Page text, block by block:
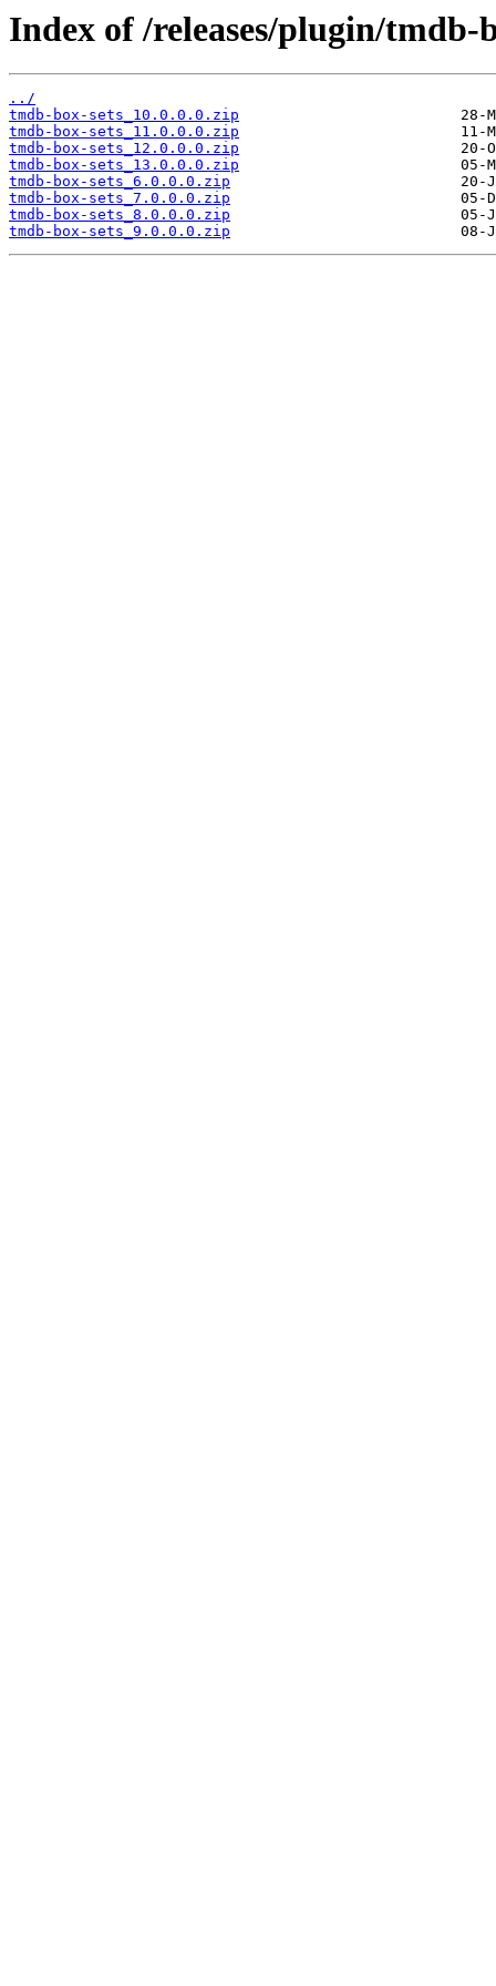
Index of /releases/plugin/tmdb-
../
tmdb-box-sets_10.0.0.0.zip
tmdb-box-sets_11.0.0.0.zip
tmdb-box-sets_12.0.0.0.zip
tmdb-box-sets_13.0.0.0.zip
tmdb-box-sets_6.0.0.0.zip
tmdb-box-sets_7.0.0.0.zip
tmdb-box-sets_8.0.0.0.zip
tmdb-box-sets_9.0.0.0.zip